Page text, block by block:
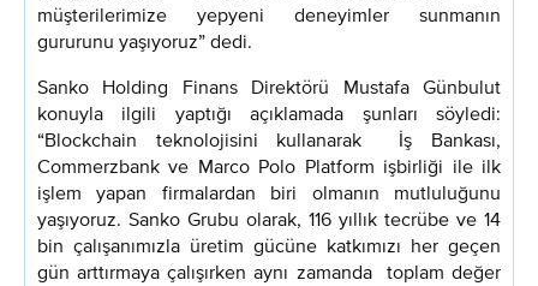
müşterilerimize yepyeni deneyimler sunmanın
gururunu yaşıyoruz” dedi.
Sanko Holding Finans Direktörü Mustafa Günbulut
konuyla ilgili yaptığı açıklamada şunları söyledi:
“Blockchain teknolojisini kullanarak İş Bankası,
Commerzbank ve Marco Polo Platform işbirliği ile ilk
işlem yapan firmalardan biri olmanın mutluluğunu
yaşıyoruz. Sanko Grubu olarak, 116 yıllık tecrübe ve 14
bin çalışanımızla üretim gücüne katkımızı her geçen
gün arttırmaya çalışırken aynı zamanda toplam değer